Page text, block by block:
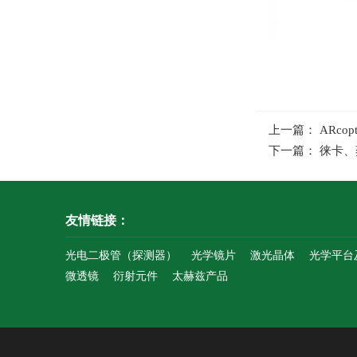
上一篇：
下一篇： 徕卡
友情链接：
光电二极管（探测器） 光学镜片 激光晶体
光学平台
微透镜
衍射元件 太赫兹产品